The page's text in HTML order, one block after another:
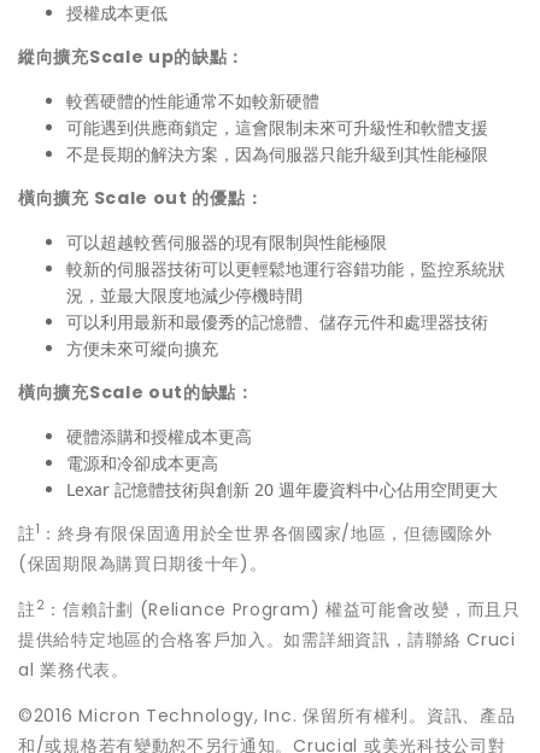
授權成本更低
縱向擴充Scale up的缺點：
較舊硬體的性能通常不如較新硬體
可能遇到供應商鎖定，這會限制未來可升級性和軟體支援
不是長期的解決方案，因為伺服器只能升級到其性能極限
橫向擴充 Scale out 的優點：
可以超越較舊伺服器的現有限制與性能極限
較新的伺服器技術可以更輕鬆地運行容錯功能，監控系統狀
況，並最大限度地減少停機時間
可以利用最新和最優秀的記憶體、儲存元件和處理器技術
方便未來可縱向擴充
橫向擴充Scale out的缺點：
硬體添購和授權成本更高
電源和冷卻成本更高
Lexar 記憶體技術與創新 20 週年慶資料中心佔用空間更大
註1 ：終身有限保固適用於全世界各個國家/地區，但德國除外
(保固期限為購買日期後十年)。
註2 ：信賴計劃 (Reliance Program) 權益可能會改變，而且只
提供給特定地區的合格客戶加入。如需詳細資訊，請聯絡 Cruci
al 業務代表。
©2016 Micron Technology, Inc. 保留所有權利。資訊、產品
和/或規格若有變動恕不另行通知。Crucial 或美光科技公司對